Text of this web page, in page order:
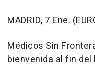
MADRID, 7 Ene.
Médicos Sin
bienvenida al fin del